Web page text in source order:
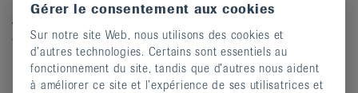
Si l'adresse de livraison est différente de l'adresse de
commande, veuillez indiquer les deux. Merci beaucoup !
Gérer le consentement aux cookies
Sur notre site Web, nous utilisons des cookies et
d’autres technologies. Certains sont essentiels au
fonctionnement du site, tandis que d’autres nous aident
à améliorer ce site et l’expérience de ses utilisatrices et